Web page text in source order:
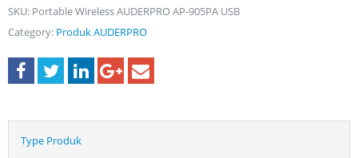
SKU: Portable Wireless AUDERPRO AP-905PA USB
Category: Produk AUDERPRO
Type Produk